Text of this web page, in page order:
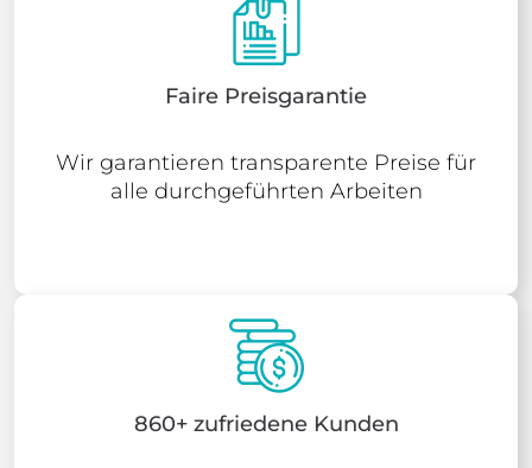
Faire Preisgarantie
Wir garantieren transparente Preise für
alle durchgeführten Arbeiten
860+ zufriedene Kunden